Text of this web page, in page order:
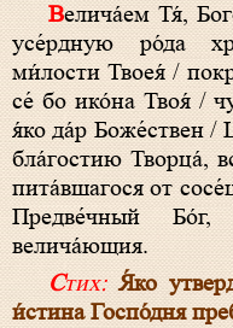
Велича́ем Тя́, Богоро́дице Де́во, / Засту́пницу
усе́рдную ро́да
ми́лости Твоея́ /
се́ бо ико́на Твоя́ /
я́ко да́р Боже́ствен /
бла́гостию Творца́,
пита́вшагося от
Предве́чный
велича́ющия.
Стих: Я́ко
и́стина Госпо́дня